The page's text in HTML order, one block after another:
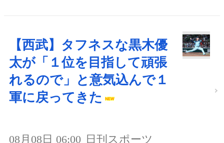
【西武】タフネスな黒木優
太が「１位を目指して頑張
れるので」と意気込んで１
軍に戻ってきた
08月08日 06:00 日刊スポーツ